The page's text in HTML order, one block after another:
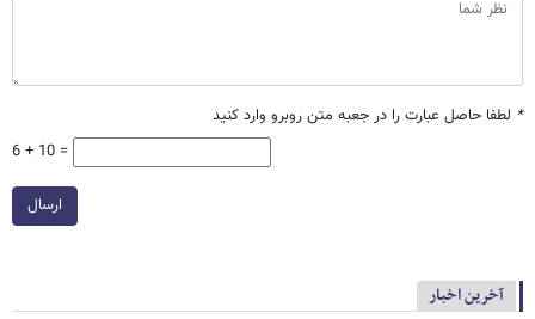
* لطفا حاصل عبارت را در جعبه متن روبرو وارد کنید
6 + 10 =
ارسال
آخرین اخبار